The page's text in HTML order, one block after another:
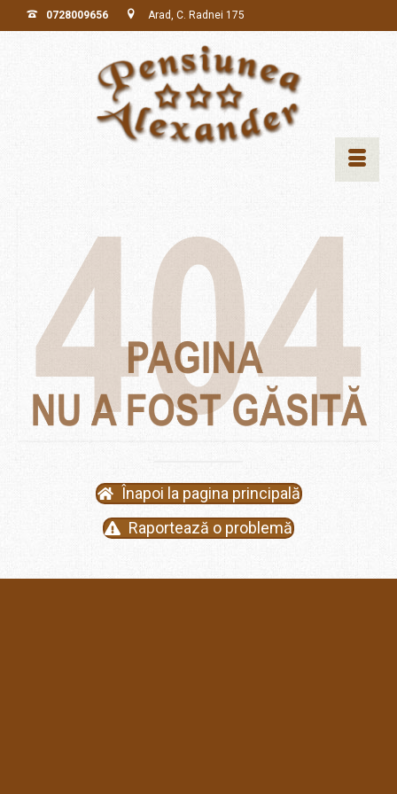
0728009656 Arad, C. Radnei 175
Înapoi la pagina principală
Raportează o problemă